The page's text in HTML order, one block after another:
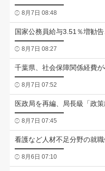
8月7日 08:48
国家公務員給与3.51％増勧
8月7日 08:27
千葉県、社会保障関係経費
8月7日 07:52
医政局を再編、局長級「政
8月7日 07:45
看護など人材不足分野の就
8月6日 07:10